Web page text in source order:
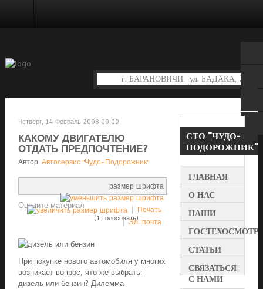
Четверг, 14 Февраль 2008 00:00
КАКОМУ ДВИГАТЕЛЮ
ОТДАТЬ ПРЕДПОЧТЕНИЕ?
Автор Автосервис "Чудо-Подорожник"
размер шрифта
Печать
Эл. почта
Оцените материал
(1 Голосовать)
При покупке нового автомобиля у многих
возникает вопрос, что же выбрать:
дизель или бензин? Дилемма
СТО "ЧУДО-
ПОДОРОЖНИК"
ГЛАВНАЯ
О НАС
НАШИ
ГОСТЕХОСМОТР
СТАТЬИ
СВЯЗАТЬСЯ
С НАМИ